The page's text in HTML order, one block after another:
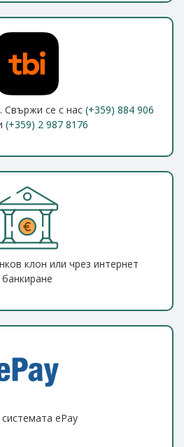
Свържи се с нас (+359) 884 906
(+359) 2 987 8176
клон или чрез интернет
банкиране
ePay